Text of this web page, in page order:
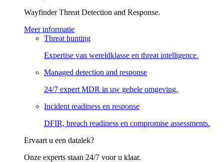
Wayfinder Threat Detection and Response.
Meer informatie
Threat hunting
Expertise van wereldklasse en threat intelligence.
Managed detection and response
24/7 expert MDR in uw gehele omgeving.
Incident readiness en response
DFIR, breach readiness en compromise assessments.
Ervaart u een datalek?
Onze experts staan 24/7 voor u klaar.